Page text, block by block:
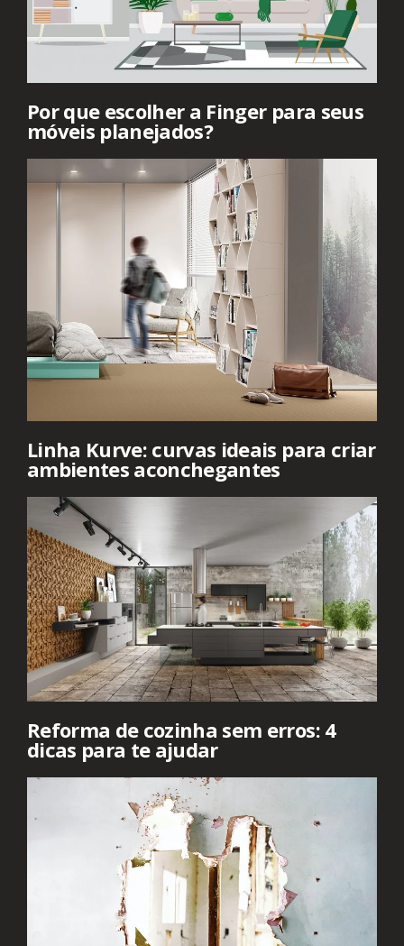
Por que escolher a Finger para seus
móveis planejados?
Linha Kurve: curvas ideais para criar
ambientes aconchegantes
Reforma de cozinha sem erros: 4
dicas para te ajudar